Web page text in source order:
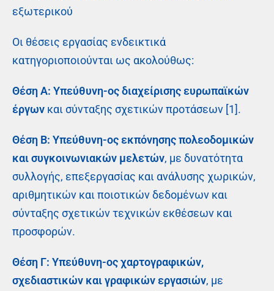
εξωτερικού
Οι θέσεις εργασίας ενδεικτικά
κατηγοριοποιούνται ως ακολούθως:
Θέση Α: Υπεύθυνη-ος διαχείρισης ευρωπαϊκών
έργων και σύνταξης σχετικών προτάσεων [1].
Θέση B: Υπεύθυνη-ος εκπόνησης πολεοδομικών
και συγκοινωνιακών μελετών, με δυνατότητα
συλλογής, επεξεργασίας και ανάλυσης χωρικών,
αριθμητικών και ποιοτικών δεδομένων και
σύνταξης σχετικών τεχνικών εκθέσεων και
προσφορών.
Θέση Γ: Υπεύθυνη-ος χαρτογραφικών,
σχεδιαστικών και γραφικών εργασιών, με